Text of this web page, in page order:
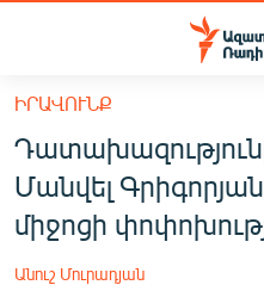
Մատչելիության
հիմնական
բովանդակությանը
Անցնել
հիմնական
մենյուին
ՀԱՅԱՍՏԱՆ
ՔԱՂԱՔԱԿԱՆ
ԻՐԱՎՈՒՆՔ
Մանվել
միջոցի
Անուշ Մուրադյան